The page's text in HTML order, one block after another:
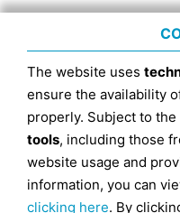
The website uses
ensure the availability
properly. Subject to the
tools, including those
website usage and
information, you can
clicking here. By